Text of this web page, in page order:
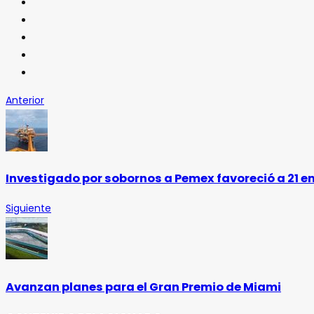
Anterior
Investigado por sobornos a Pemex favoreció a 21
Siguiente
Avanzan planes para el Gran Premio de Miami